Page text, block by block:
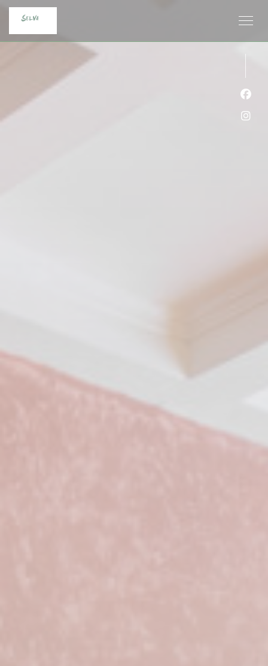
クッキー利用の管理について